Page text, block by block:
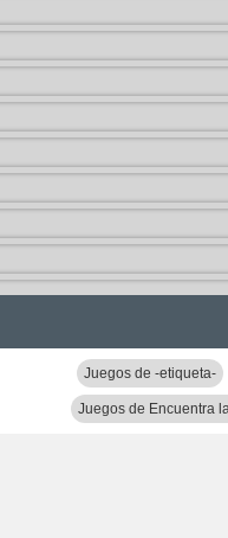
Juegos de -etiqueta-
Juegos de Encuentra